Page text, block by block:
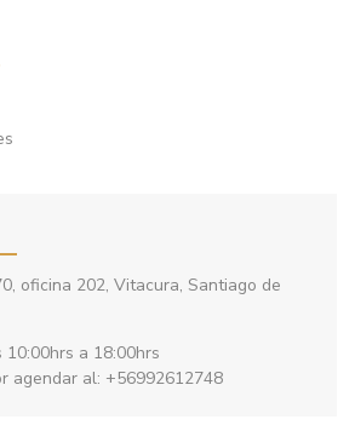
oficina 202, Vitacura, Santiago de
10:00hrs a 18:00hrs
agendar al: +56992612748